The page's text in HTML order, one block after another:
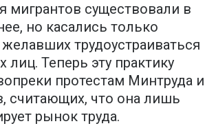
мигрантов существовали в
но касались только
трудоустраиваться
лиц. Теперь эту практику
протестам Минтруда и
считающих, что она лишь
рынок труда.